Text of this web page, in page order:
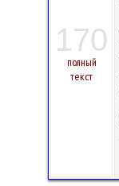
170
полный
текст